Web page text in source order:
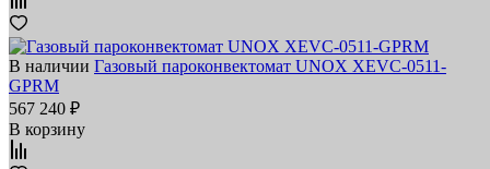
В наличии Газовый пароконвектомат UNOX XEVC-0511-
GPRM
567 240 ₽
В корзину